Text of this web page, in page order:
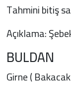
Tahmini bitiş
Açıklama:
BULDAN
Girne (